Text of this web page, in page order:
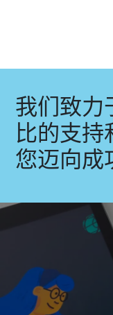
我们致力
比的支持
您迈向成